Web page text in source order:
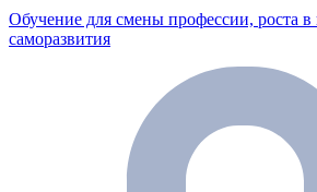
Обучение для смены профессии, роста в
саморазвития